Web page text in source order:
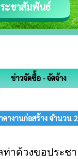
ะชาสัมพันธ์
ข่าวจัดซื้อ - จัดจ้าง
คางานก่อสร้าง จำนวน
าด้วงขอประช